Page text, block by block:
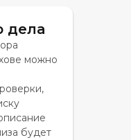
дела
можно
будет